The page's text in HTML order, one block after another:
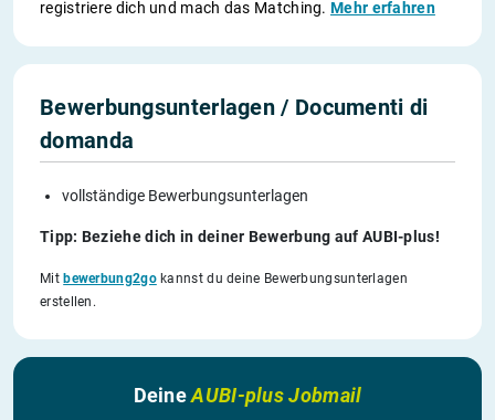
registriere dich und mach das Matching.Mehr erfahren
Bewerbungsunterlagen / Documenti di
domanda
vollständige Bewerbungsunterlagen
Tipp: Beziehe dich in deiner Bewerbung auf AUBI-plus!
Mit bewerbung2gokannst du deine Bewerbungsunterlagen
erstellen.
DeineAUBI-plus Jobmail